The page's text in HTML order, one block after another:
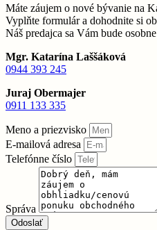
Máte záujem o nové bývanie na
Vyplňte formulár a dohodnite si
Náš predajca sa Vám bude
Mgr. Katarína Laššáková
0944 393 245
Juraj Obermajer
0911 133 335
Meno a priezvisko
E-mailová adresa
Telefónne číslo
Správa
Odoslať